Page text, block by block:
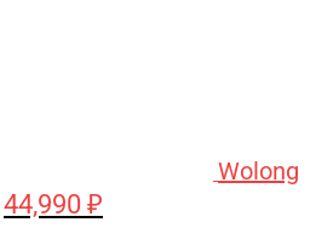
Wolong
Первоначальная
44,990 ₽